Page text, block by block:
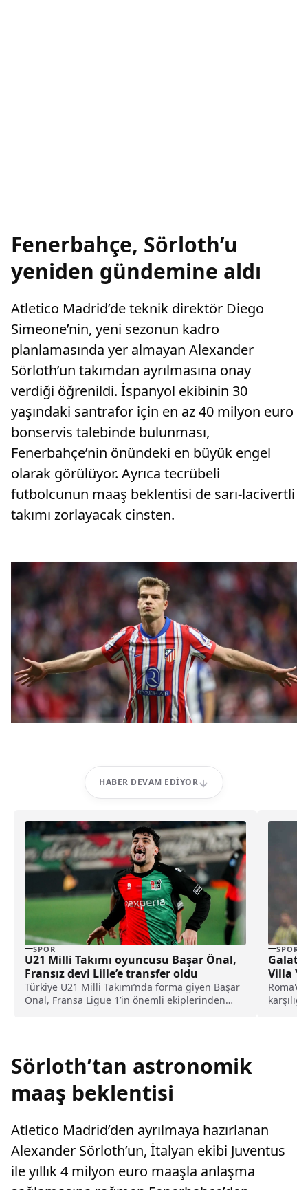
Fenerbahçe, Sörloth’u
yeniden gündemine aldı
Atletico Madrid’de teknik direktör Diego
Simeone’nin, yeni sezonun kadro
planlamasında yer almayan Alexander
Sörloth’un takımdan ayrılmasına onay
verdiği öğrenildi. İspanyol ekibinin 30
yaşındaki santrafor için en az 40 milyon euro
bonservis talebinde bulunması,
Fenerbahçe’nin önündeki en büyük engel
olarak görülüyor. Ayrıca tecrübeli
futbolcunun maaş beklentisi de sarı-lacivertli
takımı zorlayacak cinsten.
HABER DEVAM EDIYOR
SPOR
U21 Milli Takımı oyuncusu Başar Önal,
Fransız devi Lille’e transfer oldu
Türkiye U21 Milli Takımı’nda forma giyen Başar
Önal, Fransa Ligue 1’in önemli ekiplerinden
SPOR
Villa
Sörloth’tan astronomik
maaş beklentisi
Atletico Madrid’den ayrılmaya hazırlanan
Alexander Sörloth’un, İtalyan ekibi Juventus
ile yıllık 4 milyon euro maaşla anlaşma